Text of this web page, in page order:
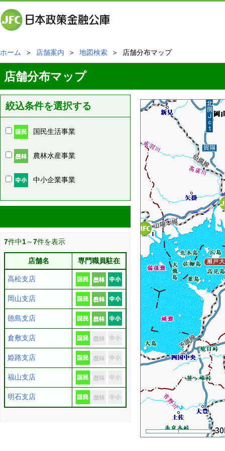
ホーム ＞ 店舗案内 ＞ 地図検索 ＞ 店舗分布マップ
店舗分布マップ
絞込条件を選択する
国民生活事業
農林水産事業
中小企業事業
7件中1～7件を表示
店舗名 専門職員駐在
高松支店
岡山支店
徳島支店
倉敷支店
姫路支店
福山支店
明石支店